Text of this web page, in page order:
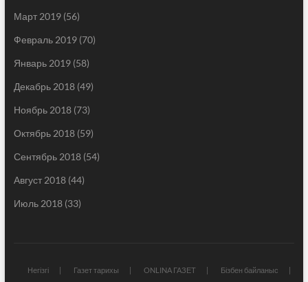
Март 2019(56)
Февраль 2019(70)
Январь 2019(58)
Декабрь 2018(49)
Ноябрь 2018(73)
Октябрь 2018(59)
Сентябрь 2018(54)
Август 2018(44)
Июль 2018(33)
Негізгі Газет тарихы ONLINA ГАЗЕТ
Бізбен байланыс